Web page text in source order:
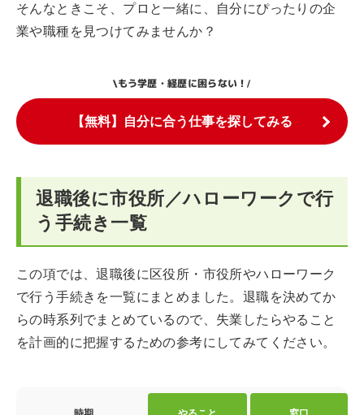
そんなときこそ、プロと一緒に、自分にぴったりの企
業や職種を見つけてみませんか？
\もう学歴・経歴に困らない！/
【無料】自分に合う仕事を探してみる
退職後に市役所／ハローワークで行
う手続き一覧
この項では、退職後に区役所・市役所やハローワーク
で行う手続きを一覧にまとめました。退職を決めてか
らの時系列でまとめているので、失業したらやること
を計画的に把握するための参考にしてみてください。